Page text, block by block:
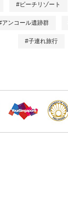
#ビーチリゾート
アンコール遺跡群
#子連れ旅行